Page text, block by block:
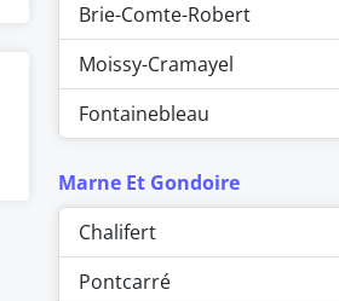
Brie-Comte-Robert
Moissy-Cramayel
Fontainebleau
Marne Et Gondoire
Chalifert
Pontcarré